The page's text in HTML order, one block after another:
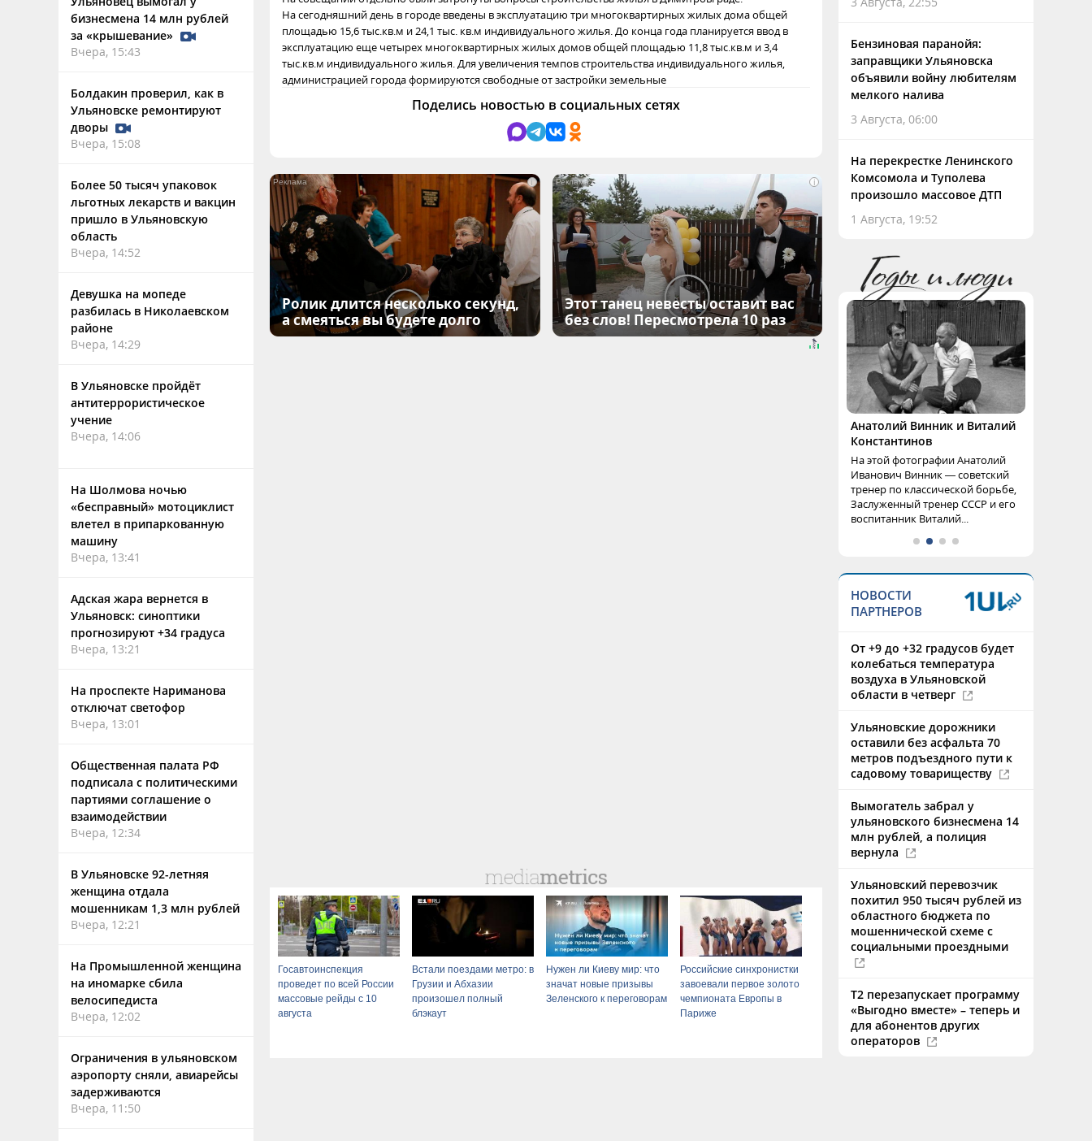
бизнесмена 14 млн рублей
за «крышевание»
Вчера, 15:43
Болдакин проверил, как в
Ульяновске ремонтируют
дворы
Вчера, 15:08
Более 50 тысяч упаковок
льготных лекарств и вакцин
пришло в Ульяновскую
область
Вчера, 14:52
Девушка на мопеде
разбилась в Николаевском
районе
Вчера, 14:29
В Ульяновске пройдёт
антитеррористическое
учение
Вчера, 14:06
На Шолмова ночью
«бесправный» мотоциклист
влетел в припаркованную
машину
Вчера, 13:41
Адская жара вернется в
Ульяновск: синоптики
прогнозируют +34 градуса
Вчера, 13:21
На проспекте Нариманова
отключат светофор
Вчера, 13:01
Общественная палата РФ
подписала с политическими
партиями соглашение о
взаимодействии
Вчера, 12:34
В Ульяновске 92-летняя
женщина отдала
мошенникам 1,3 млн рублей
Вчера, 12:21
На Промышленной женщина
на иномарке сбила
велосипедиста
Вчера, 12:02
Ограничения в ульяновском
аэропорту сняли, авиарейсы
задерживаются
Вчера, 11:50
На сегодняшний день в городе введены в эксплуатацию три многоквартирных жилых дома общей
площадью 15,6 тыс.кв.м и 24,1 тыс. кв.м индивидуального жилья. До конца года планируется ввод в
эксплуатацию еще четырех многоквартирных жилых домов общей площадью 11,8 тыс.кв.м и 3,4
тыс.кв.м индивидуального жилья. Для увеличения темпов строительства индивидуального жилья,
администрацией города формируются свободные от застройки земельные
Поделись новостью в социальных сетях
i
Ролик длится несколько секунд,
а смеяться вы будете долго
i
Этот танец невесты оставит вас
без слов! Пересмотрела 10 раз
Госавтоинспекция
проведет по всей России
массовые рейды с 10
августа
Встали поездами метро: в
Грузии и Абхазии
произошел полный
блэкаут
Нужен ли Киеву мир: что
значат новые призывы
Зеленского к переговорам
Российские синхронистки
завоевали первое золото
чемпионата Европы в
Париже
Бензиновая паранойя:
заправщики Ульяновска
объявили войну любителям
мелкого налива
3 Августа, 06:00
На перекрестке Ленинского
Комсомола и Туполева
произошло массовое ДТП
1 Августа, 19:52
Анатолий Винник и Виталий
Константинов
На этой фотографии Анатолий
Иванович Винник — советский
тренер по классической борьбе,
Заслуженный тренер СССР и его
воспитанник Виталий...
НОВОСТИ
ПАРТНЕРОВ
От +9 до +32 градусов будет
колебаться температура
воздуха в Ульяновской
области в четверг
Ульяновские дорожники
оставили без асфальта 70
метров подъездного пути к
садовому товариществу
Вымогатель забрал у
ульяновского бизнесмена 14
млн рублей, а полиция
вернула
Ульяновский перевозчик
похитил 950 тысяч рублей из
областного бюджета по
мошеннической схеме с
социальными проездными
Т2 перезапускает программу
«Выгодно вместе» – теперь и
для абонентов других
операторов